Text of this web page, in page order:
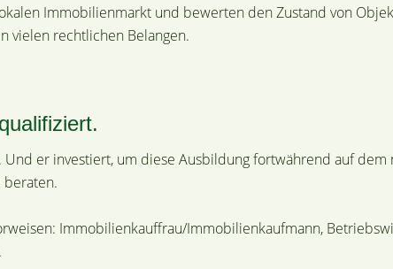
Immobilienmarkt und bewerten den Zustand von
vielen rechtlichen Belangen.
. Und er investiert, um diese Ausbildung fortwährend auf
beraten.
Immobilienkauffrau/Immobilienkaufmann,